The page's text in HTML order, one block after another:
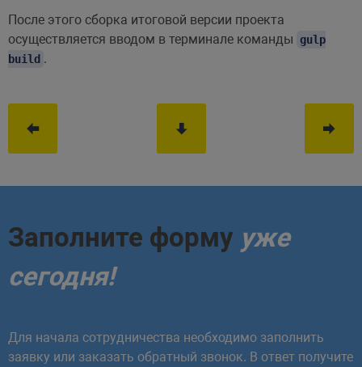
После этого сборка итоговой версии проекта
осуществляется вводом в терминале команды gulp
build .
Заполните форму уже
сегодня!
Для начала сотрудничества необходимо заполнить
заявку или заказать обратный звонок. В ответ получите